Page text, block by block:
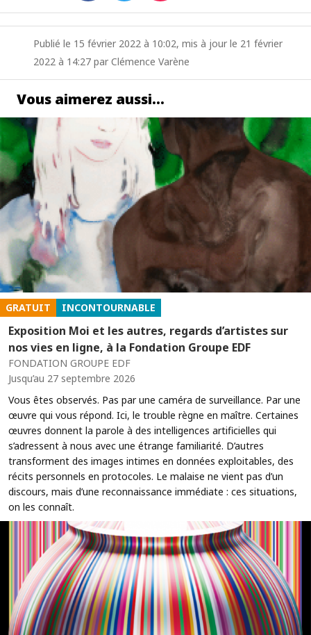
Publié le 15 février 2022 à 10:02, mis à jour le 21 février
2022 à 14:27 par Clémence Varène
Vous aimerez aussi…
GRATUIT INCONTOURNABLE
Exposition Moi et les autres, regards d’artistes sur
nos vies en ligne, à la Fondation Groupe EDF
FONDATION GROUPE EDF
Jusqu’au 27 septembre 2026
Vous êtes observés. Pas par une caméra de surveillance. Par une
œuvre qui vous répond. Ici, le trouble règne en maître. Certaines
œuvres donnent la parole à des intelligences artificielles qui
s’adressent à nous avec une étrange familiarité. D’autres
transforment des images intimes en données exploitables, des
récits personnels en protocoles. Le malaise ne vient pas d’un
discours, mais d’une reconnaissance immédiate : ces situations,
on les connaît.